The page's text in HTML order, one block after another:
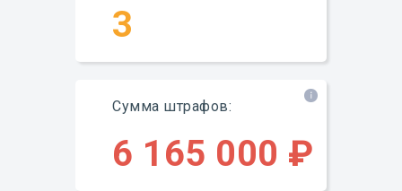
3
Сумма штрафов:
6 165 000 ₽